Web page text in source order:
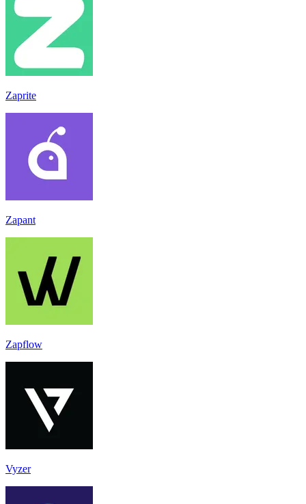
Zaprite
Zapant
Zapflow
Vyzer